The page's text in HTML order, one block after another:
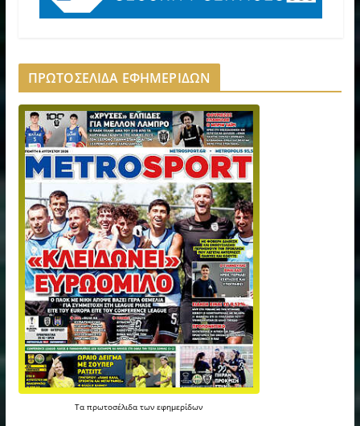
ΠΡΩΤΟΣΕΛΙΔΑ ΕΦΗΜΕΡΙΔΩΝ
Ταπρωτοσέλιδατωνεφημερίδων